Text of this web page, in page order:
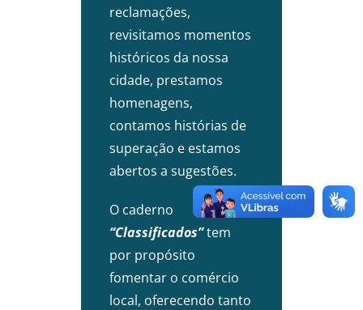
reclamações,
revisitamos momentos
históricos da nossa
cidade, prestamos
homenagens,
contamos histórias de
superação e estamos
abertos a sugestões.
O caderno
“Classificados”tem
por propósito
fomentar o comércio
local, oferecendo tanto